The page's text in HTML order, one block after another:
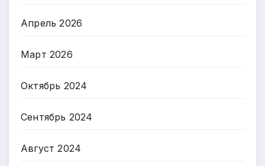
Апрель 2026
Март 2026
Октябрь 2024
Сентябрь 2024
Август 2024